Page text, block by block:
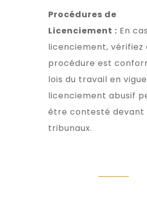
Procédures de
Licenciement : En
licenciement, vérifiez
procédure est
lois du travail en
licenciement abusif
être contesté devant
tribunaux.